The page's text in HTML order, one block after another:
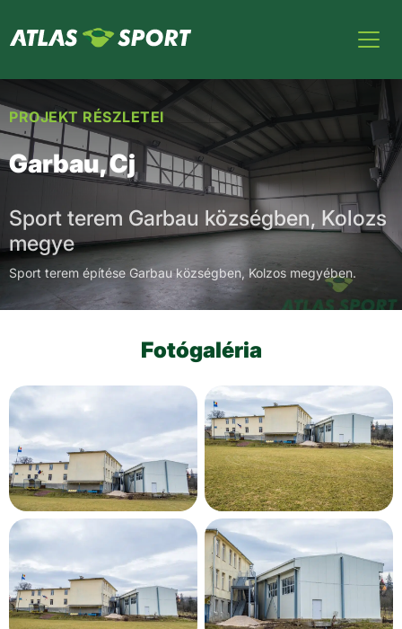
PROJEKT RÉSZLETEI
Garbau, Cj
Sport terem Garbau községben, Kolozs
megye
Sport terem építése Garbau községben, Kolzos megyében.
Fotógaléria